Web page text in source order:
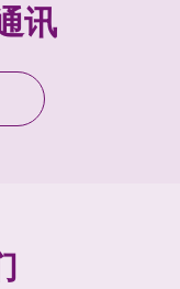
讯